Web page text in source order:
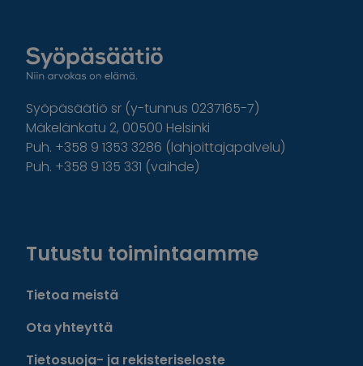
Syöpäsäätiö sr (y-tunnus 0237165-7)
Mäkelänkatu 2, 00500 Helsinki
Puh. +358 9 1353 3286 (lahjoittajapalvelu)
Puh. +358 9 135 331 (vaihde)
Tutustu toimintaamme
Tietoa meistä
Ota yhteyttä
Tietosuoja- ja rekisteriseloste